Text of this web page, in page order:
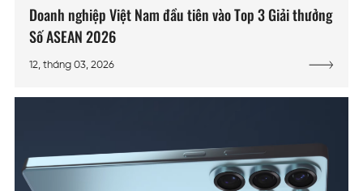
Doanh nghiệp Việt Nam đầu tiên vào Top 3 Giải thưởng
Số ASEAN 2026
12, tháng 03, 2026